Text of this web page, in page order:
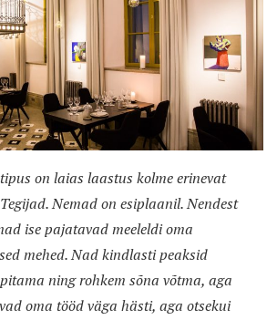
on laias laastus kolme erinevat
Nemad on esiplaanil. Nendest
ise pajatavad meeleldi oma
mehed. Nad kindlasti peaksid
ning rohkem sõna võtma, aga
oma tööd väga hästi, aga otsekui